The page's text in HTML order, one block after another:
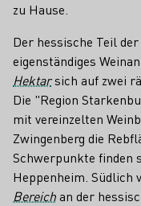
zu Hause.
Der hessische Teil
eigenständiges
Hektarsich auf zwei
Die "Region
mit vereinzelten
Zwingenberg die
Schwerpunkte finden
Heppenheim. Südlich
Bereichan der